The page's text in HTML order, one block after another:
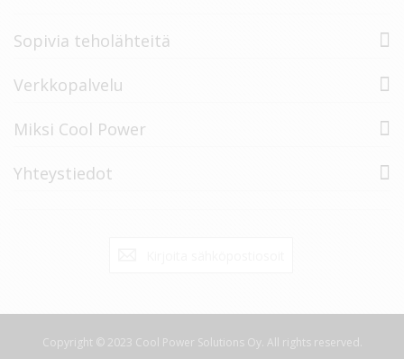
Sopivia teholähteitä
Verkkopalvelu
Miksi Cool Power
Yhteystiedot
Copyright © 2023 Cool Power Solutions Oy. All rights reserved.